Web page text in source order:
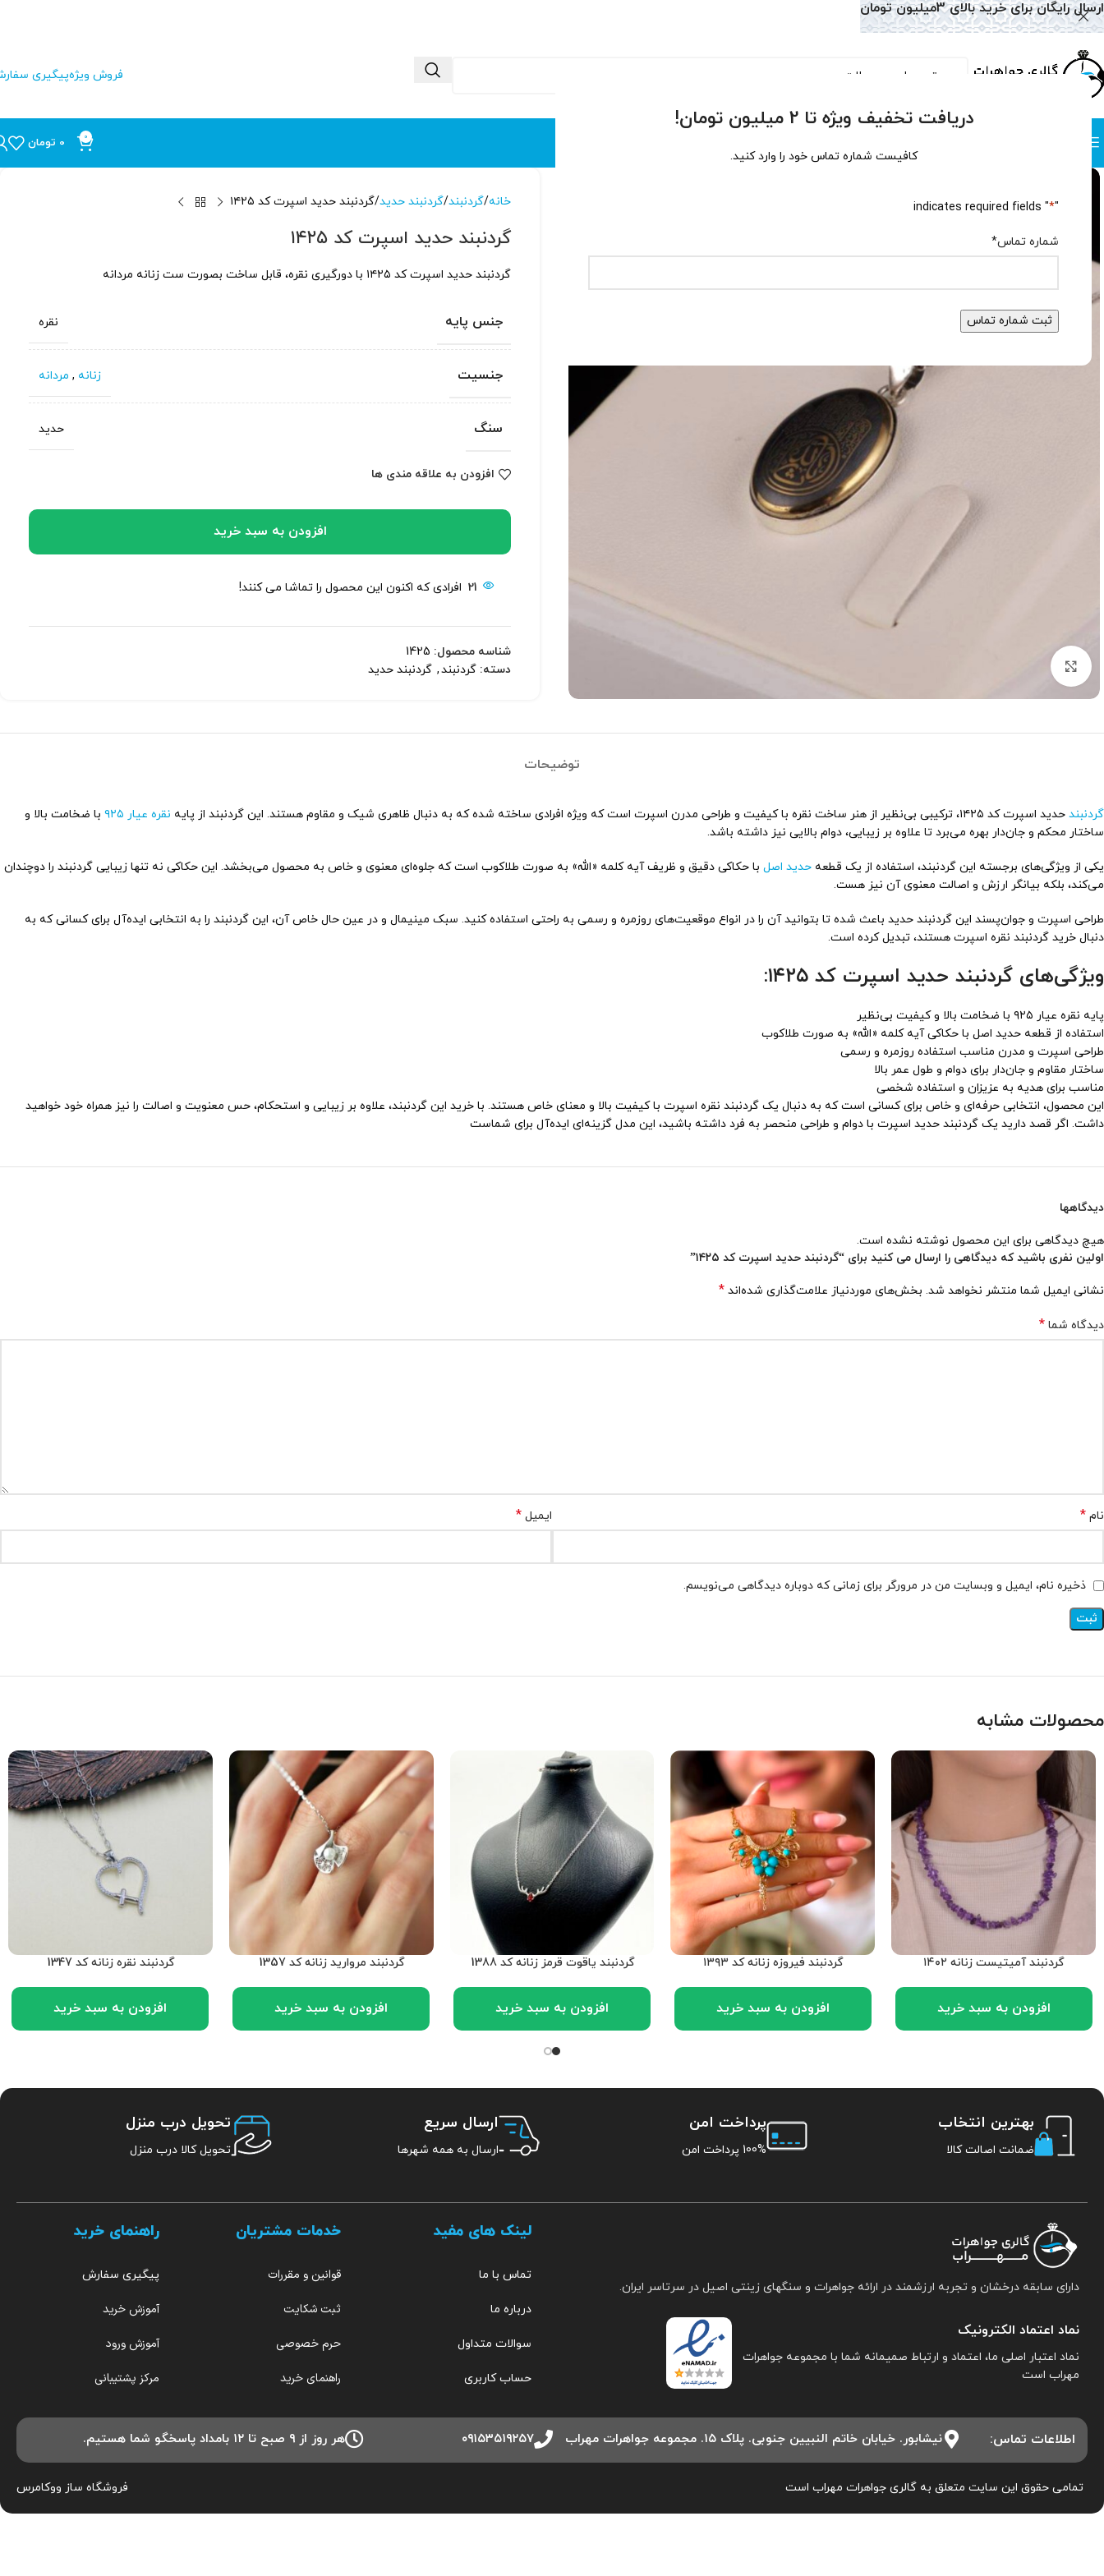
دریافت تخفیف ویژه تا 2 میلیون تومان!
کافیست شماره تماس خود را وارد کنید.
"
*
" indicates required fields
شماره تماس*
فروش ویژهپیگیری
0
0 تومان
خانه گردنبند گردنبند حدید گردنبند حدید اسپرت کد ۱۴۲۵
گردنبند حدید اسپرت کد ۱۴۲۵
گردنبند حدید اسپرت کد ۱۴۲۵ با دورگیری نقره، قابل ساخت بصورت ست زنانه مردانه
جنس پایه نقره
جنسیت زنانه , مردانه
سنگ حدید
افزودن به علاقه مندی ها
افزودن به سبد خرید
21 افرادی که اکنون این محصول را تماشا می کنند!
شناسه محصول: 1425
دسته: گردنبند, گردنبند حدید
توضیحات
گردنبند حدید اسپرت کد ۱۴۲۵، ترکیبی بی‌نظیر از هنر ساخت نقره با کیفیت و طراحی مدرن اسپرت است که ویژه افرادی ساخته شده که به دنبال ظاهری شیک و مقاوم هستند. این گردنبند از پایه نقره عیار ۹۲۵
با ضخامت بالا و
ساختار محکم و جان‌دار بهره می‌برد تا علاوه بر زیبایی، دوام بالایی نیز داشته باشد.
یکی از ویژگی‌های برجسته این گردنبند، استفاده از یک قطعه حدید اصل با حکاکی دقیق و ظریف آیه کلمه «الله» به صورت طلاکوب است که جلوه‌ای معنوی و خاص به محصول می‌بخشد. این حکاکی نه تنها زیبایی گردنبند را دوچندان
می‌کند، بلکه بیانگر ارزش و اصالت معنوی آن نیز هست.
طراحی اسپرت و جوان‌پسند این گردنبند حدید باعث شده تا بتوانید آن را در انواع موقعیت‌های روزمره و رسمی به راحتی استفاده کنید. سبک مینیمال و در عین حال خاص آن، این گردنبند را به انتخابی ایده‌آل برای کسانی که به
دنبال خرید گردنبند نقره اسپرت هستند، تبدیل کرده است.
ویژگی‌های گردنبند حدید اسپرت کد ۱۴۲۵:
پایه نقره عیار ۹۲۵ با ضخامت بالا و کیفیت بی‌نظیر
استفاده از قطعه حدید اصل با حکاکی آیه کلمه «الله» به صورت طلاکوب
طراحی اسپرت و مدرن مناسب استفاده روزمره و رسمی
ساختار مقاوم و جان‌دار برای دوام و طول عمر بالا
مناسب برای هدیه به عزیزان و استفاده شخصی
این محصول، انتخابی حرفه‌ای و خاص برای کسانی است که به دنبال یک گردنبند نقره اسپرت با کیفیت بالا و معنای خاص هستند. با خرید این گردنبند، علاوه بر زیبایی و استحکام، حس معنویت و اصالت را نیز همراه خود خواهید
داشت. اگر قصد دارید یک گردنبند حدید اسپرت با دوام و طراحی منحصر به فرد داشته باشید، این مدل گزینه‌ای ایده‌آل برای شماست
دیدگاهها
هیچ دیدگاهی برای این محصول نوشته نشده است.
اولین نفری باشید که دیدگاهی را ارسال می کنید برای “گردنبند حدید اسپرت کد ۱۴۲۵”
نشانی ایمیل شما منتشر نخواهد شد. بخش‌های موردنیاز علامت‌گذاری شده‌اند *
دیدگاه شما *
نام * ایمیل *
ذخیره نام، ایمیل و وبسایت من در مرورگر برای زمانی که دوباره دیدگاهی می‌نویسم.
محصولات مشابه
گردنبند آمیتیست زنانه ۱۴۰۲
افزودن به سبد خرید
گردنبند فیروزه زنانه کد ۱۳۹۳
افزودن به سبد خرید
گردنبند یاقوت قرمز زنانه کد 1388
افزودن به سبد خرید
گردنبند مروارید زنانه کد 1357
افزودن به سبد خرید
گردنبند نقره زنانه کد 1347
افزودن به سبد خرید
بهترین انتخاب
ضمانت اصالت کالا
پرداخت امن
100% پرداخت امن
ارسال سریع
ارسال به همه شهرها
تحویل درب منزل
تحویل کالا درب منزل
دارای سابقه درخشان و تجربه ارزشمند در ارائه جواهرات و سنگهای زینتی اصیل در سرتاسر ایران.
نماد اعتماد الکترونیک
نماد اعتبار اصلی ما، اعتماد و ارتباط صمیمانه شما با مجموعه جواهرات
مهراب است
لینک های مفید
تماس با ما
درباره ما
سوالات متداول
حساب کاربری
خدمات مشتریان
قوانین و مقررات
ثبت شکایت
حرم خصوصی
راهنمای خرید
راهنمای خرید
پیگیری سفارش
آموزش خرید
آموزش ورود
مرکز پشتیبانی
اطلاعات تماس: نیشابور. خیابان خاتم النبیین جنوبی. پلاک ۱۵. مجموعه جواهرات مهراب ۰۹۱۵۳۵۱۹۲۵۷ هر روز از ۹ صبح تا ۱۲ بامداد پاسخگو شما هستیم.
تمامی حقوق این سایت متعلق به گالری جواهرات مهراب است فروشگاه ساز ووکامرس
ارسال رایگان برای خرید بالای 3میلیون تومان